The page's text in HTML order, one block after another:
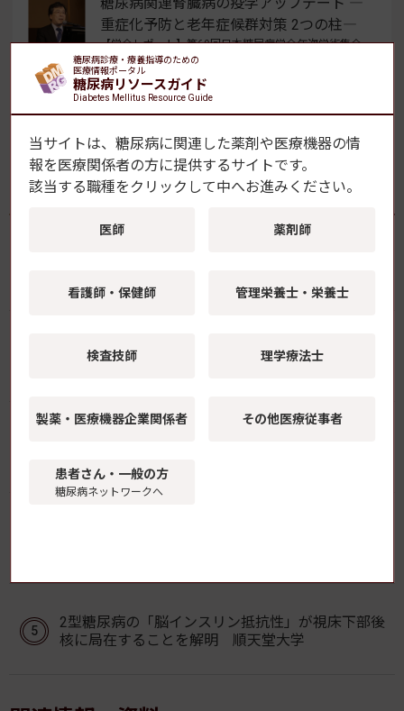
重症化予防と老年症候群対策 2つの柱―
【学会レポート】第69回日本糖尿病学会年次学術集会
早期DKDへのフィネレノン 腎症軽症化に
寄与する可能性を示唆
よく読まれている記事
開 災害時インスリン自己注射の留意点も 日本
2型糖尿病の「脳インスリン抵抗性」が視床下部後
核に局在することを解明 順天堂大学
糖尿病診療・療養指導のための
医療情報ポータル
糖尿病リソースガイド
Diabetes Mellitus Resource Guide
当サイトは、糖尿病に関連した薬剤や医療機器の情
報を医療関係者の方に提供するサイトです。
該当する職種をクリックして中へお進みください。
医師 薬剤師
看護師・保健師 管理栄養士・栄養士
検査技師 理学療法士
製薬・医療機器企業関係者 その他医療従事者
患者さん・一般の方
糖尿病ネットワークへ